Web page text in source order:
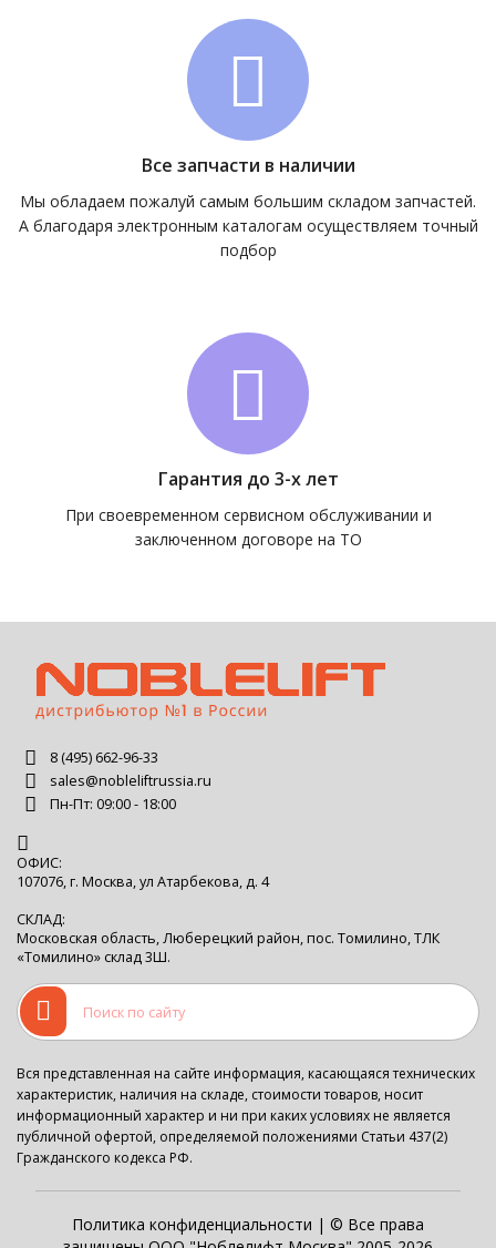
Все запчасти в наличии
Мы обладаем пожалуй самым большим складом запчастей.
А благодаря электронным каталогам осуществляем точный
подбор
Гарантия до 3-х лет
При своевременном сервисном обслуживании и
заключенном договоре на ТО
8 (495) 662-96-33
sales@nobleliftrussia.ru
Пн-Пт: 09:00 - 18:00
ОФИС:
107076, г. Москва, ул Атарбекова, д. 4
СКЛАД:
Московская область, Люберецкий район, пос. Томилино, ТЛК
«Томилино» склад 3Ш.
Вся представленная на сайте информация, касающаяся технических
характеристик, наличия на складе, стоимости товаров, носит
информационный характер и ни при каких условиях не является
публичной офертой, определяемой положениями Статьи 437(2)
Гражданского кодекса РФ.
Политика конфиденциальности | © Все права